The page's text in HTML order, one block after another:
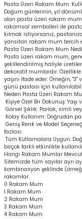
Pasta Üzeri Rakam Mum:
Doğum günlerinin, yıl
olan pasta üzeri rakam
rakamsal sembolleri ile
kılmak istiyorsanız,
yansıtan rakam mum tercih
Pasta Üzeri Rakam Mum
Pasta üzeri rakam mum,
şekillendirilmiş haliyle
dekoratif mumlardır.
yaşını ifade eder. Örneğin,
günü pastası için
Neden Pasta Üzeri Rakam
Kişiye Özel Bir Dokunuş:
Görsel Şıklık: Parlak, simli
Kolay Kullanım: Doğrudan
Geniş Renk ve Model
fazlası.
Tüm Kutlamalara Uygun:
birçok farklı etkinlikte
Hangi Rakam Mumlar
Sitemizde tüm sayılar ayrı
kombinasyon şeklinde
rakamlar:
0 Rakam Mum
1 Rakam Mum
2 Rakam Mum
3 Rakam Mum
4 Rakam Mum